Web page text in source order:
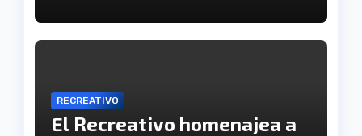
RECREATIVO
El Recreativo homenajea a